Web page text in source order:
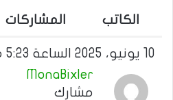
الكاتب المشاركات
10 يونيو، 2025 الساعة 5:23 م
MonaBixler
مشارك